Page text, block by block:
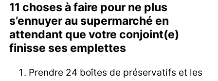
11 choses à faire pour ne plus
s’ennuyer au supermarché en
attendant que votre conjoint(e)
finisse ses emplettes
Prendre 24 boîtes de préservatifs et les